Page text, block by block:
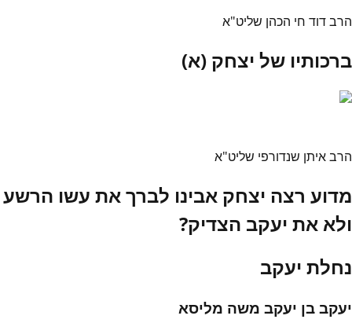
הרב דוד חי הכהן שליט"א
ברכותיו של יצחק (א)
הרב איתן שנדורפי שליט"א
מדוע רצה יצחק אבינו לברך את עשו הרשע
ולא את יעקב הצדיק?
נחלת יעקב
יעקב בן יעקב משה מליסא